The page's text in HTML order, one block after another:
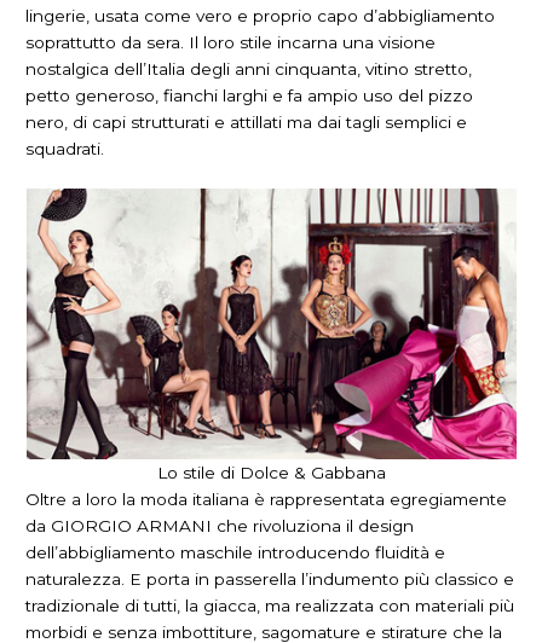
lingerie, usata come vero e proprio capo d’abbigliamento
soprattutto da sera. Il loro stile incarna una visione
nostalgica dell’Italia degli anni cinquanta, vitino stretto,
petto generoso, fianchi larghi e fa ampio uso del pizzo
nero, di capi strutturati e attillati ma dai tagli semplici e
squadrati.
Lo stile di Dolce & Gabbana
Oltre a loro la moda italiana è rappresentata egregiamente
da GIORGIO ARMANI che rivoluziona il design
dell’abbigliamento maschile introducendo fluidità e
naturalezza. E porta in passerella l’indumento più classico e
tradizionale di tutti, la giacca, ma realizzata con materiali più
morbidi e senza imbottiture, sagomature e stirature che la